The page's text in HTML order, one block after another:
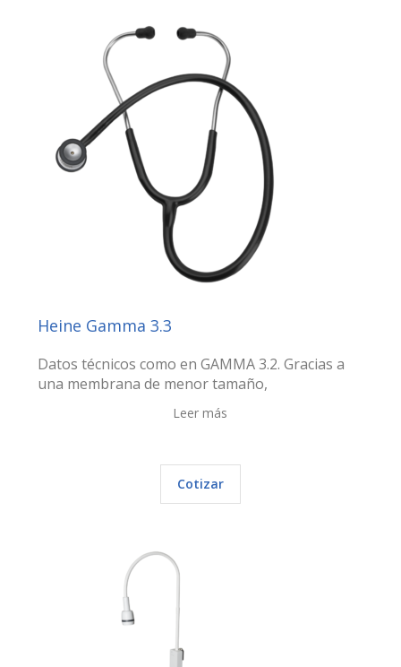
Heine Gamma 3.3
Datos técnicos como en GAMMA 3.2. Gracias a
una membrana de menor tamaño,
Leer más
Cotizar